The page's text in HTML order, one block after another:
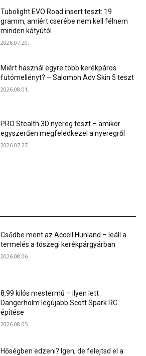
Tubolight EVO Road insert teszt: 19
gramm, amiért cserébe nem kell félnem
minden kátyútól
2026.07.20.
Miért használ egyre több kerékpáros
futómellényt? – Salomon Adv Skin 5 teszt
2026.08.01.
PRO Stealth 3D nyereg teszt – amikor
egyszerűen megfeledkezel a nyeregről
2026.07.27.
Csődbe ment az Accell Hunland – leáll a
termelés a tószegi kerékpárgyárban
2026.08.06.
8,99 kilós mestermű – ilyen lett
Dangerholm legújabb Scott Spark RC
építése
2026.08.05.
Hőségben edzeni? Igen, de felejtsd el a